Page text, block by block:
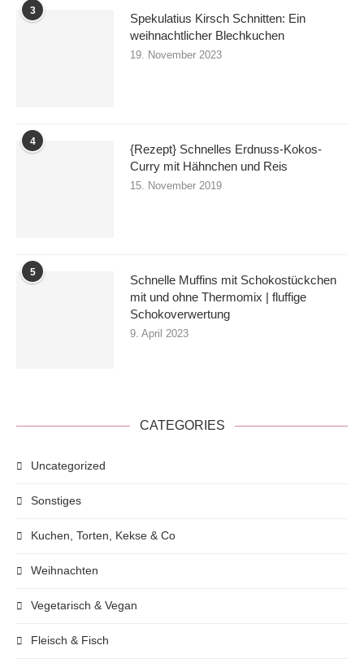
3
Spekulatius Kirsch Schnitten: Ein
weihnachtlicher Blechkuchen
19. November 2023
4
{Rezept} Schnelles Erdnuss-Kokos-
Curry mit Hähnchen und Reis
15. November 2019
5
Schnelle Muffins mit Schokostückchen
mit und ohne Thermomix | fluffige
Schokoverwertung
9. April 2023
CATEGORIES
Uncategorized
Sonstiges
Kuchen, Torten, Kekse & Co
Weihnachten
Vegetarisch & Vegan
Fleisch & Fisch